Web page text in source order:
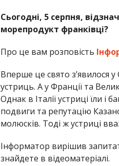
Сьогодні, 5 серпня,
морепродукт франківці?
Про це вам розповість
Вперше це свято з’явилося
устриць. А у Франції та
Однак в Італії устриці їли і
подвиги та репутацію
молюсків. Тоді ж устриці
Інформатор вирішив
знайдете в відеоматеріалі.